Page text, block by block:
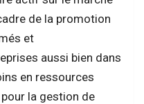
de la promotion
et
aussi bien dans
en ressources
la gestion de